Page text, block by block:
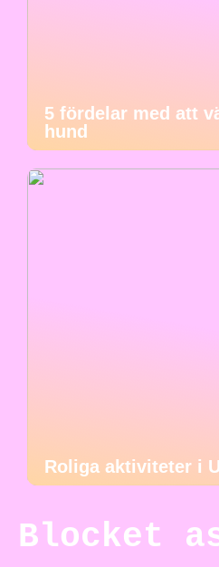
5 fördelar med att
hund
Roliga aktiviteter i
Blocket